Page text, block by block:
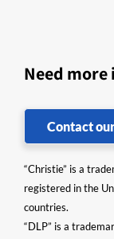
Need more
Contact
“Christie” is a
registered in the
countries.
“DLP” is a